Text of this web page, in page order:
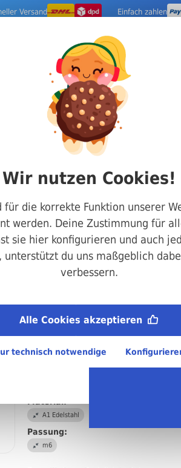
Versand Einfach zahlen
Werkzeuge
Zylinderstift
Zylinderstift
7 Edelstahl
Art.-Nr.
3 mm
1 x 3 mm
Material:
A1 Edelstahl
Passung:
m6
nutzen Cookies!
für die korrekte Funktion unserer
werden. Deine Zustimmung für
sie hier konfigurieren und auch
unterstützt du uns maßgeblich
verbessern.
Alle Cookies akzeptieren
technisch notwendige